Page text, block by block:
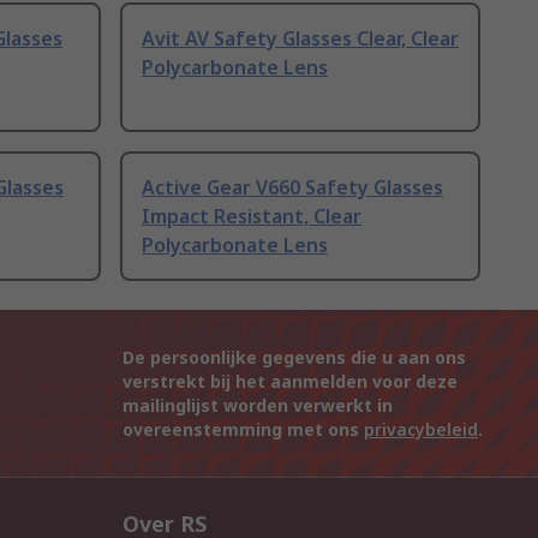
Avit AV Safety Glasses Clear, Clear
Polycarbonate Lens
Active Gear V660 Safety Glasses
Impact Resistant, Clear
Polycarbonate Lens
De persoonlijke gegevens die u aan ons
verstrekt bij het aanmelden voor deze
mailinglijst worden verwerkt in
overeenstemming met ons privacybeleid.
Over RS